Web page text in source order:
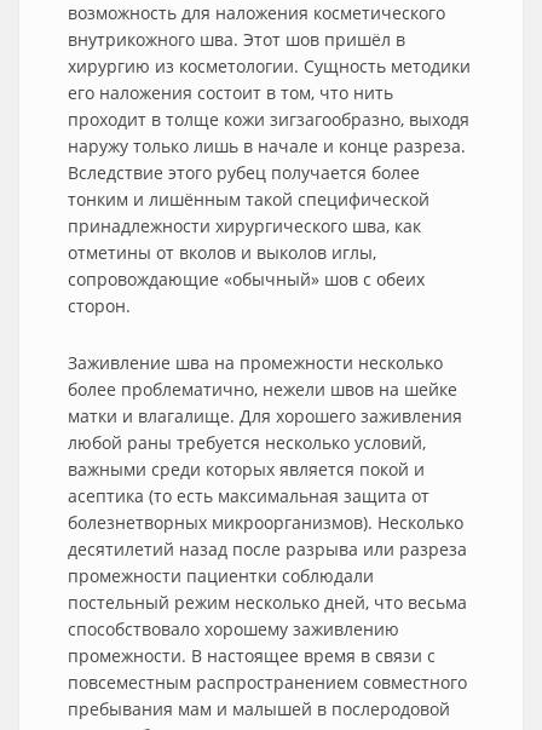
возможность для наложения косметического
внутрикожного шва. Этот шов пришёл в
хирургию из косметологии. Сущность методики
его наложения состоит в том, что нить
проходит в толще кожи зигзагообразно, выходя
наружу только лишь в начале и конце разреза.
Вследствие этого рубец получается более
тонким и лишённым такой специфической
принадлежности хирургического шва, как
отметины от вколов и выколов иглы,
сопровождающие «обычный» шов с обеих
сторон.
Заживление шва на промежности несколько
более проблематично, нежели швов на шейке
матки и влагалище. Для хорошего заживления
любой раны требуется несколько условий,
важными среди которых является покой и
асептика (то есть максимальная защита от
болезнетворных микроорганизмов). Несколько
десятилетий назад после разрыва или разреза
промежности пациентки соблюдали
постельный режим несколько дней, что весьма
способствовало хорошему заживлению
промежности. В настоящее время в связи с
повсеместным распространением совместного
пребывания мам и малышей в послеродовой